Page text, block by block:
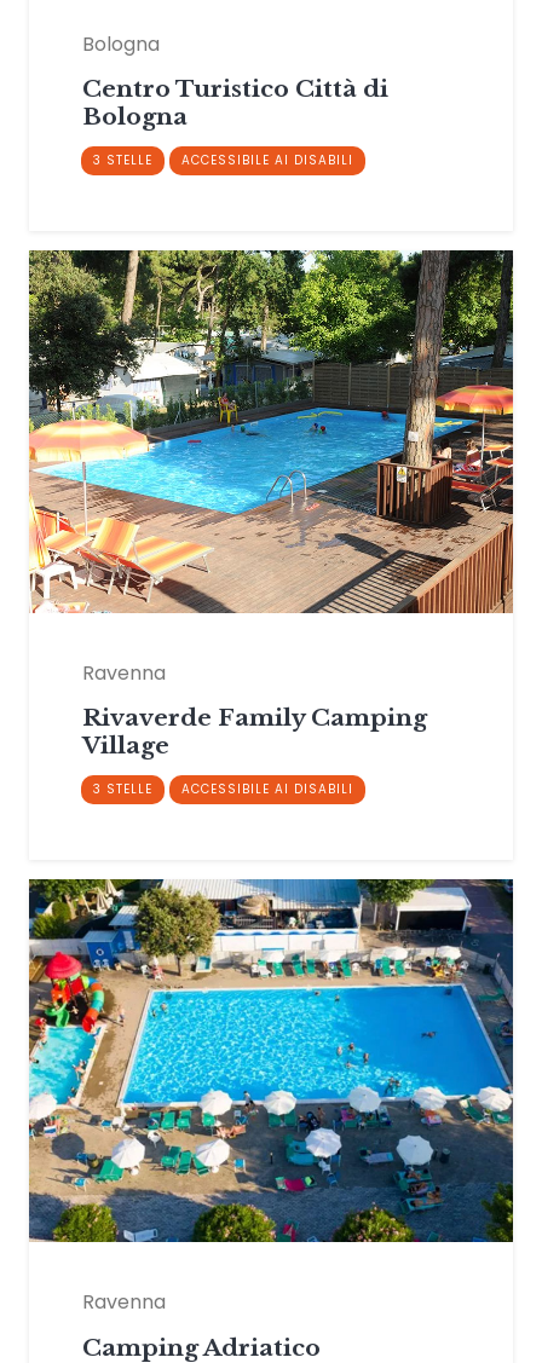
Bologna
Centro Turistico Città di
Bologna
3 STELLE ACCESSIBILE AI DISABILI
Ravenna
Rivaverde Family Camping
Village
3 STELLE ACCESSIBILE AI DISABILI
Ravenna
Camping Adriatico